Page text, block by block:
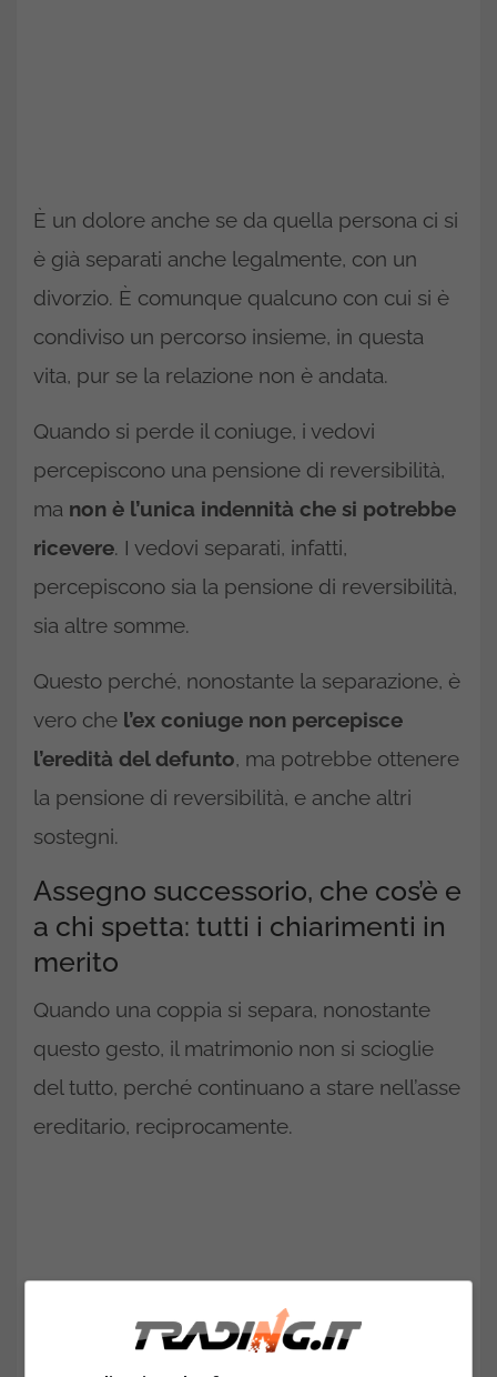
È un dolore anche se da quella persona ci si
è già separati anche legalmente, con un
divorzio. È comunque qualcuno con cui si è
condiviso un percorso insieme, in questa
vita, pur se la relazione non è andata.
Quando si perde il coniuge, i vedovi
percepiscono una pensione di reversibilità,
ma non è l’unica indennità che si potrebbe
ricevere. I vedovi separati, infatti,
percepiscono sia la pensione di reversibilità,
sia altre somme.
Questo perché, nonostante la separazione, è
vero che l’ex coniuge non percepisce
l’eredità del defunto, ma potrebbe ottenere
la pensione di reversibilità, e anche altri
sostegni.
Assegno successorio, che cos’è e
a chi spetta: tutti i chiarimenti in
merito
Quando una coppia si separa, nonostante
questo gesto, il matrimonio non si scioglie
del tutto, perché continuano a stare nell’asse
ereditario, reciprocamente.